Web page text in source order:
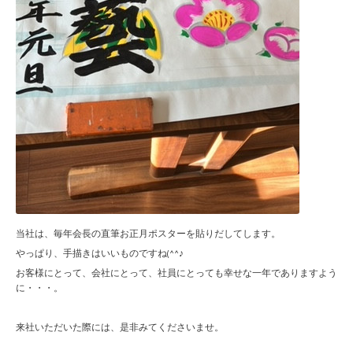
当社は、毎年会長の直筆お正月ポスターを貼りだしてします。
やっぱり、手描きはいいものですね(^^♪
お客様にとって、会社にとって、社員にとっても幸せな一年でありますよう
に・・・。
来社いただいた際には、是非みてくださいませ。